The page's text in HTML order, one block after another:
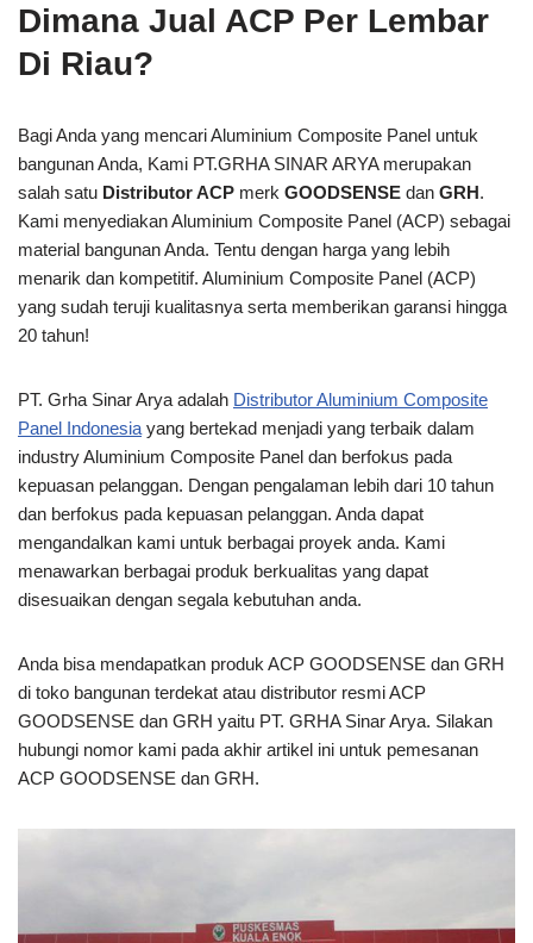
Dimana Jual ACP Per Lembar
Di Riau?
Bagi Anda yang mencari Aluminium Composite Panel untuk
bangunan Anda, Kami PT.GRHA SINAR ARYA merupakan
salah satu Distributor ACP merk GOODSENSE dan GRH.
Kami menyediakan Aluminium Composite Panel (ACP) sebagai
material bangunan Anda. Tentu dengan harga yang lebih
menarik dan kompetitif. Aluminium Composite Panel (ACP)
yang sudah teruji kualitasnya serta memberikan garansi hingga
20 tahun!
PT. Grha Sinar Arya adalah Distributor Aluminium Composite
Panel Indonesia yang bertekad menjadi yang terbaik dalam
industry Aluminium Composite Panel dan berfokus pada
kepuasan pelanggan. Dengan pengalaman lebih dari 10 tahun
dan berfokus pada kepuasan pelanggan. Anda dapat
mengandalkan kami untuk berbagai proyek anda. Kami
menawarkan berbagai produk berkualitas yang dapat
disesuaikan dengan segala kebutuhan anda.
Anda bisa mendapatkan produk ACP GOODSENSE dan GRH
di toko bangunan terdekat atau distributor resmi ACP
GOODSENSE dan GRH yaitu PT. GRHA Sinar Arya. Silakan
hubungi nomor kami pada akhir artikel ini untuk pemesanan
ACP GOODSENSE dan GRH.